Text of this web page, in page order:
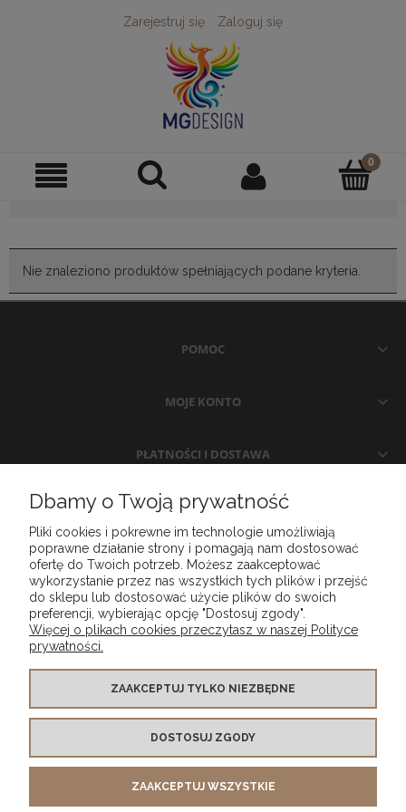
Zarejestruj się Zaloguj się
Nie znaleziono produktów spełniających podane kryteria.
POMOC
MOJE KONTO
PŁATNOŚCI I DOSTAWA
INFORMACJE
O NAS
MG DESIGN SPÓŁKA Z OGRANICZONĄ ODPOWIEDZIALNOŚCIĄ wpisany do Rejestru
Przedsiębiorców Krajowego Rejestru Sądowego prowadzonego przez SĄD REJONOWY
VI WYDZIAŁ GOSPODARCZY KRAJOWEGO REJESTRU SĄDOWEGO , pod numerem KRS
0001001325 tel. kontaktowy+48 453 521 143
Dbamy o Twoją prywatność
Pliki cookies i pokrewne im technologie umożliwiają
poprawne działanie strony i pomagają nam dostosować
ofertę do Twoich potrzeb. Możesz zaakceptować
wykorzystanie przez nas wszystkich tych plików i przejść
do sklepu lub dostosować użycie plików do swoich
preferencji, wybierając opcję "Dostosuj zgody".
Więcej o plikach cookies przeczytasz w naszej Polityce
prywatności.
ZAAKCEPTUJ TYLKO NIEZBĘDNE
DOSTOSUJ ZGODY
ZAAKCEPTUJ WSZYSTKIE